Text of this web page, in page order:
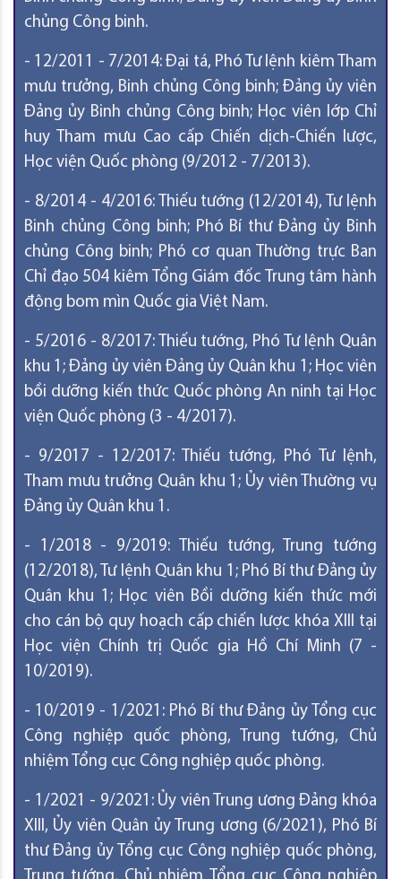
chủng Công binh.
- 12/2011 - 7/2014: Đại tá, Phó Tư lệnh kiêm Tham
mưu trưởng, Binh chủng Công binh; Đảng ủy viên
Đảng ủy Binh chủng Công binh; Học viên lớp Chỉ
huy Tham mưu Cao cấp Chiến dịch-Chiến lược,
Học viện Quốc phòng (9/2012 - 7/2013).
- 8/2014 - 4/2016: Thiếu tướng (12/2014), Tư lệnh
Binh chủng Công binh; Phó Bí thư Đảng ủy Binh
chủng Công binh; Phó cơ quan Thường trực Ban
Chỉ đạo 504 kiêm Tổng Giám đốc Trung tâm hành
động bom mìn Quốc gia Việt Nam.
- 5/2016 - 8/2017: Thiếu tướng, Phó Tư lệnh Quân
khu 1; Đảng ủy viên Đảng ủy Quân khu 1; Học viên
bồi dưỡng kiến thức Quốc phòng An ninh tại Học
viện Quốc phòng (3 - 4/2017).
- 9/2017 - 12/2017: Thiếu tướng, Phó Tư lệnh,
Tham mưu trưởng Quân khu 1; Ủy viên Thường vụ
Đảng ủy Quân khu 1.
- 1/2018 - 9/2019: Thiếu tướng, Trung tướng
(12/2018), Tư lệnh Quân khu 1; Phó Bí thư Đảng ủy
Quân khu 1; Học viên Bồi dưỡng kiến thức mới
cho cán bộ quy hoạch cấp chiến lược khóa XIII tại
Học viện Chính trị Quốc gia Hồ Chí Minh (7 -
10/2019).
- 10/2019 - 1/2021: Phó Bí thư Đảng ủy Tổng cục
Công nghiệp quốc phòng, Trung tướng, Chủ
nhiệm Tổng cục Công nghiệp quốc phòng.
- 1/2021 - 9/2021: Ủy viên Trung ương Đảng khóa
XIII, Ủy viên Quân ủy Trung ương (6/2021), Phó Bí
thư Đảng ủy Tổng cục Công nghiệp quốc phòng,